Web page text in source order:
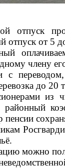
отпуск
отпуск от 5
члену
с
до
из
районный
пенсии
можно